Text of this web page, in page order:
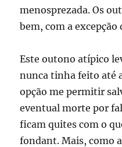
menosprezada. Os
bem, com a excepção
Este outono atípico
nunca tinha feito até
opção me permitir
eventual morte por
ficam quites com o
fondant. Mais, como